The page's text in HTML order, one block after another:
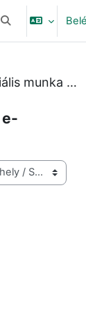
Keresési
Szociális munka duális képzés e-könyvtár
keresése